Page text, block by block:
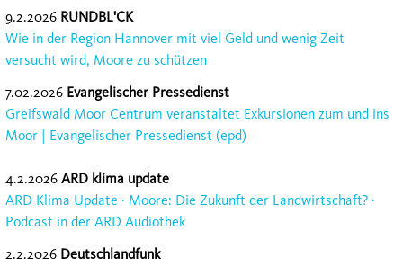
9.2.2026 RUNDBL'CK
Wie in der Region Hannover mit viel Geld und wenig Zeit
versucht wird, Moore zu schützen
7.02.2026 Evangelischer Pressedienst
Greifswald Moor Centrum veranstaltet Exkursionen zum und ins
Moor | Evangelischer Pressedienst (epd)
4.2.2026 ARD klima update
ARD Klima Update · Moore: Die Zukunft der Landwirtschaft? ·
Podcast in der ARD Audiothek
2.2.2026 Deutschlandfunk